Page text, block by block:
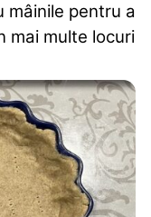
mâinile pentru a
mai multe locuri